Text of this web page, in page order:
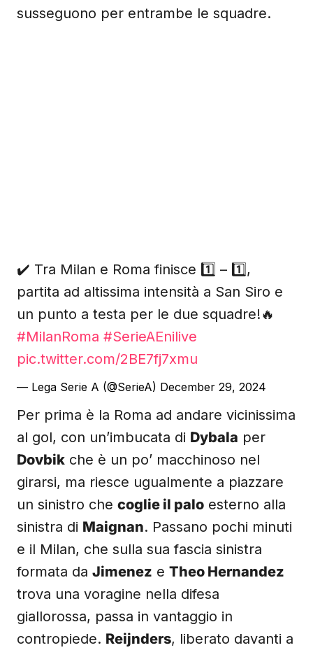
susseguono per entrambe le squadre.
✔️ Tra Milan e Roma finisce 1️⃣ – 1️⃣,
partita ad altissima intensità a San Siro e
un punto a testa per le due squadre!🔥
#MilanRoma #SerieAEnilive
pic.twitter.com/2BE7fj7xmu
— Lega Serie A (@SerieA) December 29, 2024
Per prima è la Roma ad andare vicinissima
al gol, con un’imbucata di Dybala per
Dovbik che è un po’ macchinoso nel
girarsi, ma riesce ugualmente a piazzare
un sinistro che coglie il palo esterno alla
sinistra di Maignan. Passano pochi minuti
e il Milan, che sulla sua fascia sinistra
formata da Jimenez e Theo Hernandez
trova una voragine nella difesa
giallorossa, passa in vantaggio in
contropiede. Reijnders, liberato davanti a